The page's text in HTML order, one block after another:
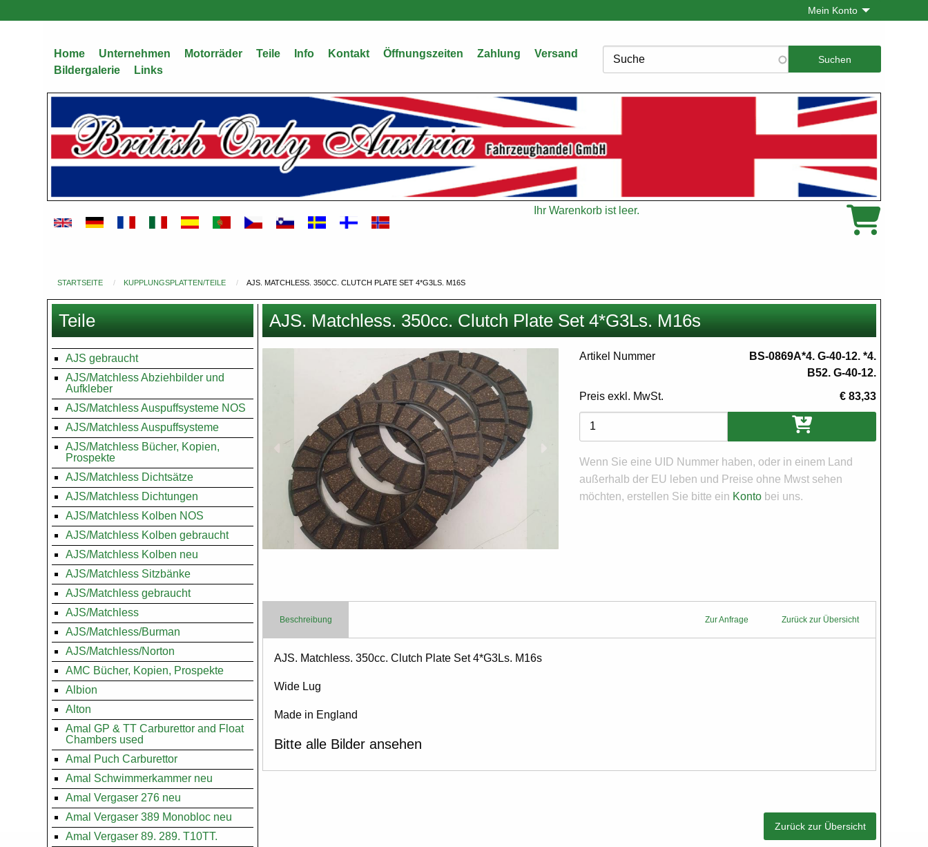
zum
Mein Konto
Home Unternehmen Motorräder Teile Info Kontakt Öffnungszeiten Zahlung
Versand
Bildergalerie
Links
Suche
Warenkorb
Ihr Warenkorb ist leer.
Du
bist
hier
STARTSEITE KUPPLUNGSPLATTEN/TEILE AJS. MATCHLESS. 350CC. CLUTCH PLATE SET 4*G3LS. M16S
AJS. Matchless. 350cc. Clutch Plate Set 4*G3Ls. M16s
Artikel Nummer
BS-0869A*4. G-40-12. *4.
B52. G-40-12.
Preis exkl. MwSt.
€ 83,33
Varianten
Wenn Sie eine UID Nummer haben, oder in einem Land
außerhalb der EU leben und Preise ohne Mwst sehen
möchten, erstellen Sie bitte ein Konto bei uns.
Beschreibung Zurück zur Übersicht
Zur Anfrage
Body
AJS. Matchless. 350cc. Clutch Plate Set 4*G3Ls. M16s
Wide Lug
Made in England
Bitte alle Bilder ansehen
Zurück zur Übersicht
Teile
AJS gebraucht
AJS/Matchless Abziehbilder und
Aufkleber
AJS/Matchless Auspuffsysteme NOS
AJS/Matchless Auspuffsysteme
AJS/Matchless Bücher, Kopien,
Prospekte
AJS/Matchless Dichtsätze
AJS/Matchless Dichtungen
AJS/Matchless Kolben NOS
AJS/Matchless Kolben gebraucht
AJS/Matchless Kolben neu
AJS/Matchless Sitzbänke
AJS/Matchless gebraucht
AJS/Matchless
AJS/Matchless/Burman
AJS/Matchless/Norton
AMC Bücher, Kopien, Prospekte
Albion
Alton
Amal GP & TT Carburettor and Float
Chambers used
Amal Puch Carburettor
Amal Schwimmerkammer neu
Amal Vergaser 276 neu
Amal Vergaser 389 Monobloc neu
Amal Vergaser 89. 289. T10TT.